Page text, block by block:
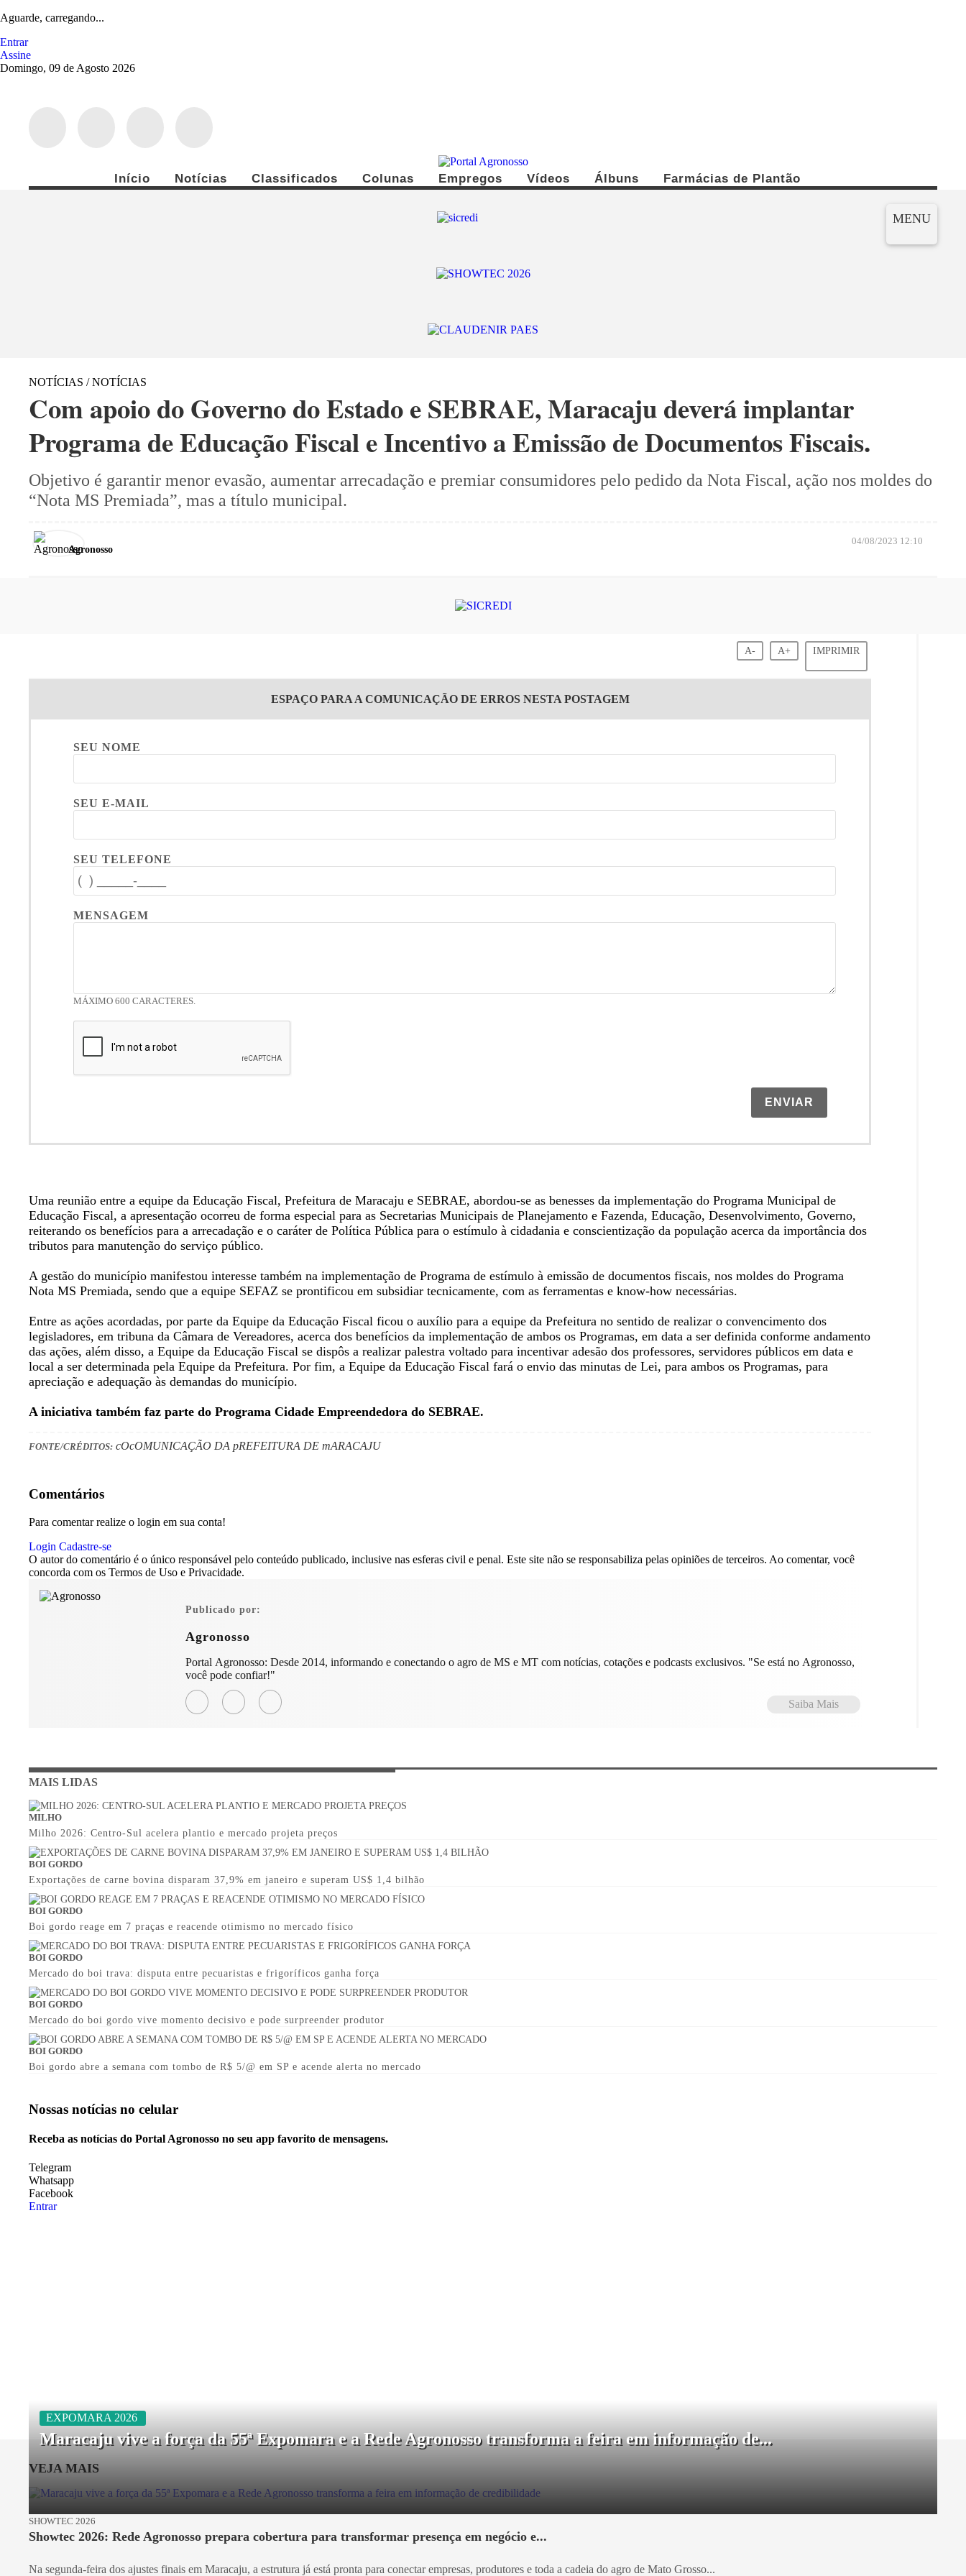
Aguarde, carregando...
Entrar
Assine
Domingo, 09 de Agosto 2026
MENU
Início Notícias Classificados Colunas Empregos Vídeos Álbuns Farmácias de Plantão
NOTÍCIAS / NOTÍCIAS
Com apoio do Governo do Estado e SEBRAE, Maracaju deverá implantar
Programa de Educação Fiscal e Incentivo a Emissão de Documentos Fiscais.
Objetivo é garantir menor evasão, aumentar arrecadação e premiar consumidores pelo pedido da Nota Fiscal, ação nos moldes do
“Nota MS Premiada”, mas a título municipal.
Agronosso
04/08/2023 12:10
A- A+ IMPRIMIR
ESPAÇO PARA A COMUNICAÇÃO DE ERROS NESTA POSTAGEM
SEU NOME
SEU E-MAIL
SEU TELEFONE
MENSAGEM
MÁXIMO 600 CARACTERES.
ENVIAR
Uma reunião entre a equipe da Educação Fiscal, Prefeitura de Maracaju e SEBRAE, abordou-se as benesses da implementação do Programa Municipal de
Educação Fiscal, a apresentação ocorreu de forma especial para as Secretarias Municipais de Planejamento e Fazenda, Educação, Desenvolvimento, Governo,
reiterando os benefícios para a arrecadação e o caráter de Política Pública para o estímulo à cidadania e conscientização da população acerca da importância dos
tributos para manutenção do serviço público.
A gestão do município manifestou interesse também na implementação de Programa de estímulo à emissão de documentos fiscais, nos moldes do Programa
Nota MS Premiada, sendo que a equipe SEFAZ se prontificou em subsidiar tecnicamente, com as ferramentas e know-how necessárias.
Entre as ações acordadas, por parte da Equipe da Educação Fiscal ficou o auxílio para a equipe da Prefeitura no sentido de realizar o convencimento dos
legisladores, em tribuna da Câmara de Vereadores, acerca dos benefícios da implementação de ambos os Programas, em data a ser definida conforme andamento
das ações, além disso, a Equipe da Educação Fiscal se dispôs a realizar palestra voltado para incentivar adesão dos professores, servidores públicos em data e
local a ser determinada pela Equipe da Prefeitura. Por fim, a Equipe da Educação Fiscal fará o envio das minutas de Lei, para ambos os Programas, para
apreciação e adequação às demandas do município.
A iniciativa também faz parte do Programa Cidade Empreendedora do SEBRAE.
FONTE/CRÉDITOS: cOcOMUNICAÇÃO DA pREFEITURA DE mARACAJU
Comentários
Para comentar realize o login em sua conta!
Login Cadastre-se
O autor do comentário é o único responsável pelo conteúdo publicado, inclusive nas esferas civil e penal. Este site não se responsabiliza pelas opiniões de terceiros. Ao comentar, você
concorda com os Termos de Uso e Privacidade.
Publicado por:
Agronosso
Portal Agronosso: Desde 2014, informando e conectando o agro de MS e MT com notícias, cotações e podcasts exclusivos. "Se está no Agronosso,
você pode confiar!"
Saiba Mais
MAIS LIDAS
MILHO
Milho 2026: Centro-Sul acelera plantio e mercado projeta preços
BOI GORDO
Exportações de carne bovina disparam 37,9% em janeiro e superam US$ 1,4 bilhão
BOI GORDO
Boi gordo reage em 7 praças e reacende otimismo no mercado físico
BOI GORDO
Mercado do boi trava: disputa entre pecuaristas e frigoríficos ganha força
BOI GORDO
Mercado do boi gordo vive momento decisivo e pode surpreender produtor
BOI GORDO
Boi gordo abre a semana com tombo de R$ 5/@ em SP e acende alerta no mercado
Nossas notíciasno celular
Receba as notícias do Portal Agronosso no seu app favorito de mensagens.
Telegram
Whatsapp
Facebook
Entrar
VEJA MAIS
EXPOMARA 2026
Maracaju vive a força da 55ª Expomara e a Rede Agronosso transforma a feira em informação de...
SHOWTEC 2026
Showtec 2026: Rede Agronosso prepara cobertura para transformar presença em negócio e...
Na segunda-feira dos ajustes finais em Maracaju, a estrutura já está pronta para conectar empresas, produtores e toda a cadeia do agro de Mato Grosso...